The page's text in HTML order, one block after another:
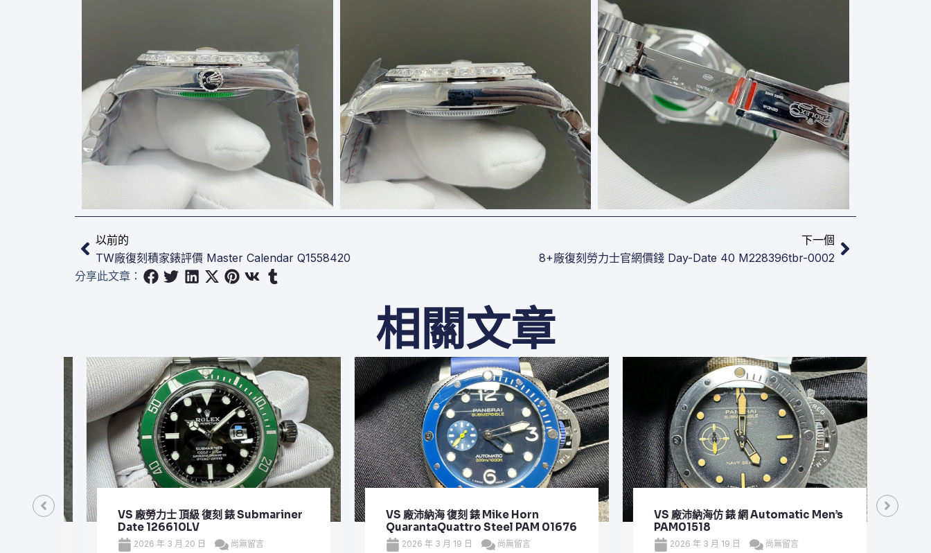
上一頁
以前的
TW廠復刻積家錶評價 Master Calendar Q1558420
下一個
8+廠復刻勞力士官網價錢 Day-Date 40 M228396tbr-0002
下一篇
分享此文章：
相關文章
VS 廠勞力士 頂級 復刻 錶 Submariner
Date 126610LV
2026 年 3 月 20 日 尚無留言
VS 廠沛納海 復刻 錶 Mike Horn
QuarantaQuattro Steel PAM 01676
2026 年 3 月 19 日 尚無留言
VS 廠沛納海仿 錶 網 Automatic Men’s
PAM01518
2026 年 3 月 19 日 尚無留言